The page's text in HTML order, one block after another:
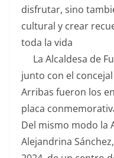
disfrutar, sino
cultural y crear
toda la vida
La Alcaldesa de
junto con el
Arribas fueron los
placa
Del mismo modo la
Alejandrina